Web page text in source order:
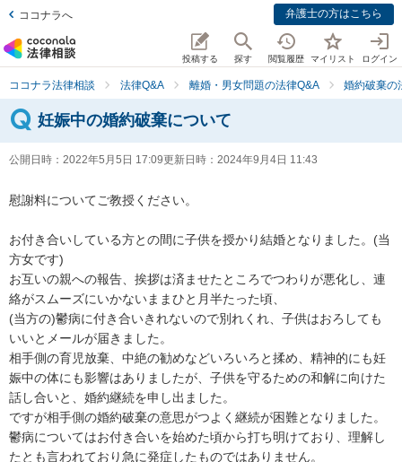
ココナラへ 弁護士の方はこちら
投稿する 探す 閲覧履歴 マイリスト ログイン
ココナラ法律相談 法律Q&A 離婚・男女問題の法律Q&A 婚約破棄の
妊娠中の婚約破棄について
公開日時： 2022年5月5日 17:09更新日時： 2024年9月4日 11:43
慰謝料についてご教授ください。
お付き合いしている方との間に子供を授かり結婚となりました。(当
方女です)
お互いの親への報告、挨拶は済ませたところでつわりが悪化し、連
絡がスムーズにいかないままひと月半たった頃、
(当方の)鬱病に付き合いきれないので別れくれ、子供はおろしても
いいとメールが届きました。
相手側の育児放棄、中絶の勧めなどいろいろと揉め、精神的にも妊
娠中の体にも影響はありましたが、子供を守るための和解に向けた
話し合いと、婚約継続を申し出ました。
ですが相手側の婚約破棄の意思がつよく継続が困難となりました。
鬱病についてはお付き合いを始めた頃から打ち明けており、理解し
たとも言われており急に発症したものではありません。